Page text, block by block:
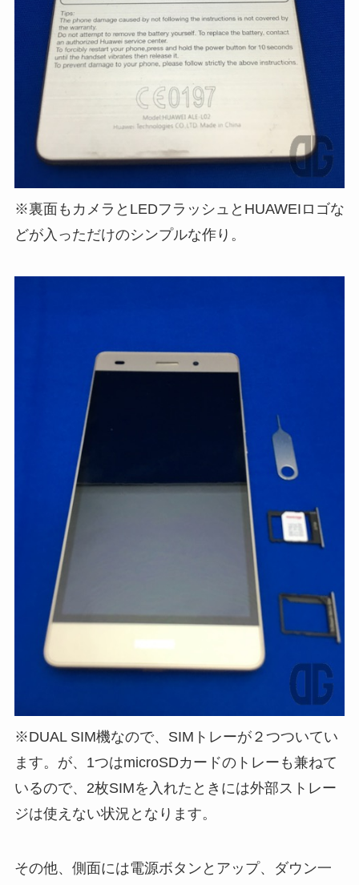
※裏面もカメラとLEDフラッシュとHUAWEIロゴな
どが入っただけのシンプルな作り。
※DUAL SIM機なので、SIMトレーが２つついてい
ます。が、1つはmicroSDカードのトレーも兼ねて
いるので、2枚SIMを入れたときには外部ストレー
ジは使えない状況となります。
その他、側面には電源ボタンとアップ、ダウン一